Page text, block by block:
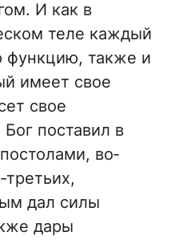
И как в
теле каждый
функцию, также и
имеет свое
свое
поставил в
во‐
дал силы
дары